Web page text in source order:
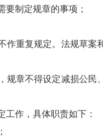
的原则； 要体现行
规范社会关系的原
下事项作出规定：
性法规的规定，需
规的事项；